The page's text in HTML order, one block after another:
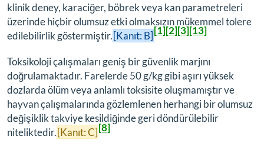
klinik deney, karaciğer, böbrek veya kan parametreleri
üzerinde hiçbir olumsuz etki olmaksızın mükemmel tolere
edilebilirlik göstermiştir.[Kanıt: B][1][2][3][13]
Toksikoloji çalışmaları geniş bir güvenlik marjını
doğrulamaktadır. Farelerde 50 g/kg gibi aşırı yüksek
dozlarda ölüm veya anlamlı toksisite oluşmamıştır ve
hayvan çalışmalarında gözlemlenen herhangi bir olumsuz
değişiklik takviye kesildiğinde geri döndürülebilir
niteliktedir.[Kanıt: C][8]